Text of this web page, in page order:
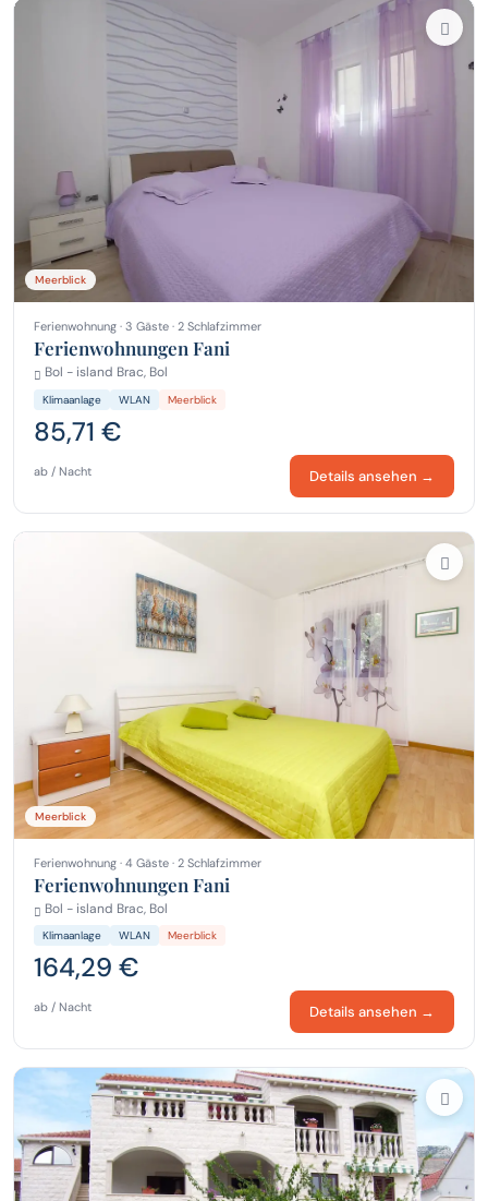
Meerblick
Ferienwohnung · 3 Gäste · 2 Schlafzimmer
Ferienwohnungen Fani
Bol - island Brac, Bol
Klimaanlage WLAN Meerblick
85,71 €
ab / Nacht Details ansehen →
Meerblick
Ferienwohnung · 4 Gäste · 2 Schlafzimmer
Ferienwohnungen Fani
Bol - island Brac, Bol
Klimaanlage WLAN Meerblick
164,29 €
ab / Nacht Details ansehen →